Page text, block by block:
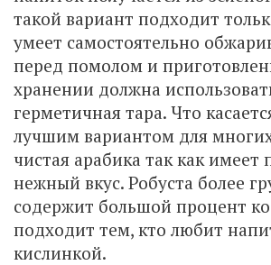
такой вариант подходит
умеет самостоятельно
перед помолом и
хранении должна
герметичная тара. Что
лучшим вариантом для
чистая арабика так как имеет
нежный вкус. Робуста более
содержит большой процент
подходит тем, кто любит
кислинкой.